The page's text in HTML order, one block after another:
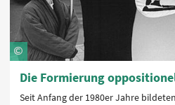
Die Formierung
Seit Anfang der 1980er Jahre